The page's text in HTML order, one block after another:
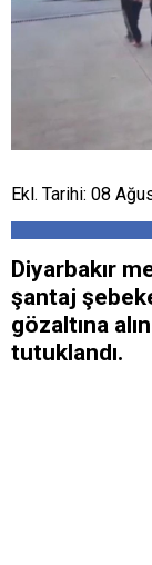
Ekl. Tarihi: 08
Diyarbakır
şantaj
gözaltına
tutuklandı.